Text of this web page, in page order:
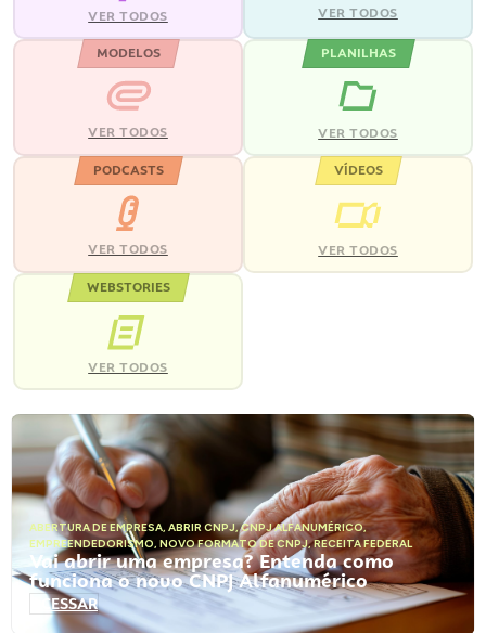
VER TODOS VER TODOS
MODELOS
VER TODOS
PLANILHAS
VER TODOS
PODCASTS
VER TODOS
VÍDEOS
VER TODOS
WEBSTORIES
VER TODOS
ABERTURA DE EMPRESA, ABRIR CNPJ,CNPJ ALFANUMÉRICO,
EMPREENDEDORISMO, NOVO FORMATO DE CNPJ,RECEITA FEDERAL
Vai abrir uma empresa? Entenda como
funciona o novo CNPJ Alfanumérico
ACESSAR